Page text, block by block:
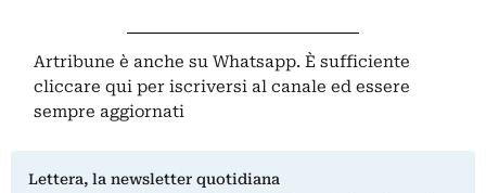
Artribune è anche su Whatsapp. È sufficiente
cliccare qui per iscriversi al canale ed essere
sempre aggiornati
Lettera, la newsletter quotidiana